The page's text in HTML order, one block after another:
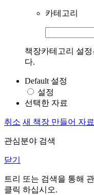
카테고리
책장카테고리 설
다.
Default 설정
설정
선택한 자료
취소 새 책장 만들어 자료
관심분야 검색
닫기
트리 또는 검색을 통해
클릭 하십시오.